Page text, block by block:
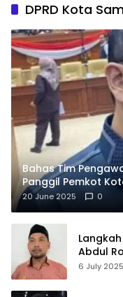
DPRD Kota
Bahas Tim
Panggil Pemkot
20 June 2025 0
Abdul
Pusat
6 July 2025